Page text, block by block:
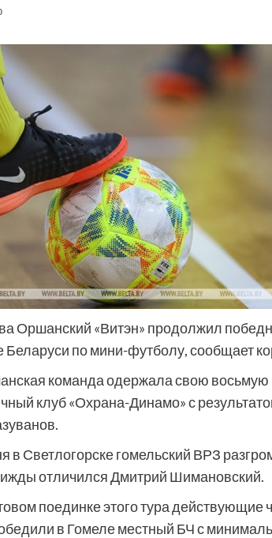
Оршанский «Витэн» продолжил
Беларуси по мини-футболу, сообщает
команда одержала свою
клуб «Охрана-Динамо» с
в Светлогорске гомельский ВРЗ
отличился Дмитрий Шимановский.
поединке этого тура
в Гомеле местный БЧ с